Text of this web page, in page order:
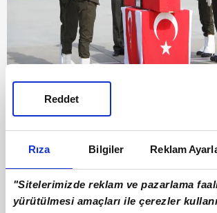
Rıza Bilgiler Reklam
"Sitelerimizde reklam ve pazarlama
yürütülmesi amaçları ile çerezler
Reddet
Türkiye şehitlerini uğurluyor!